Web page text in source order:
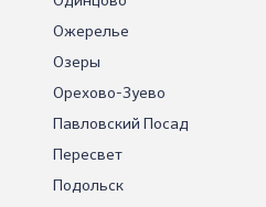
Ожерелье
Озеры
Орехово-Зуево
Павловский Посад
Пересвет
Подольск